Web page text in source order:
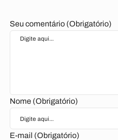
Seu comentário (Obrigatório)
Nome (Obrigatório)
E-mail (Obrigatório)